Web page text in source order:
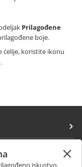
Prilagođene
boje.
ćelije, koristite ikonu
.
iskustvo.